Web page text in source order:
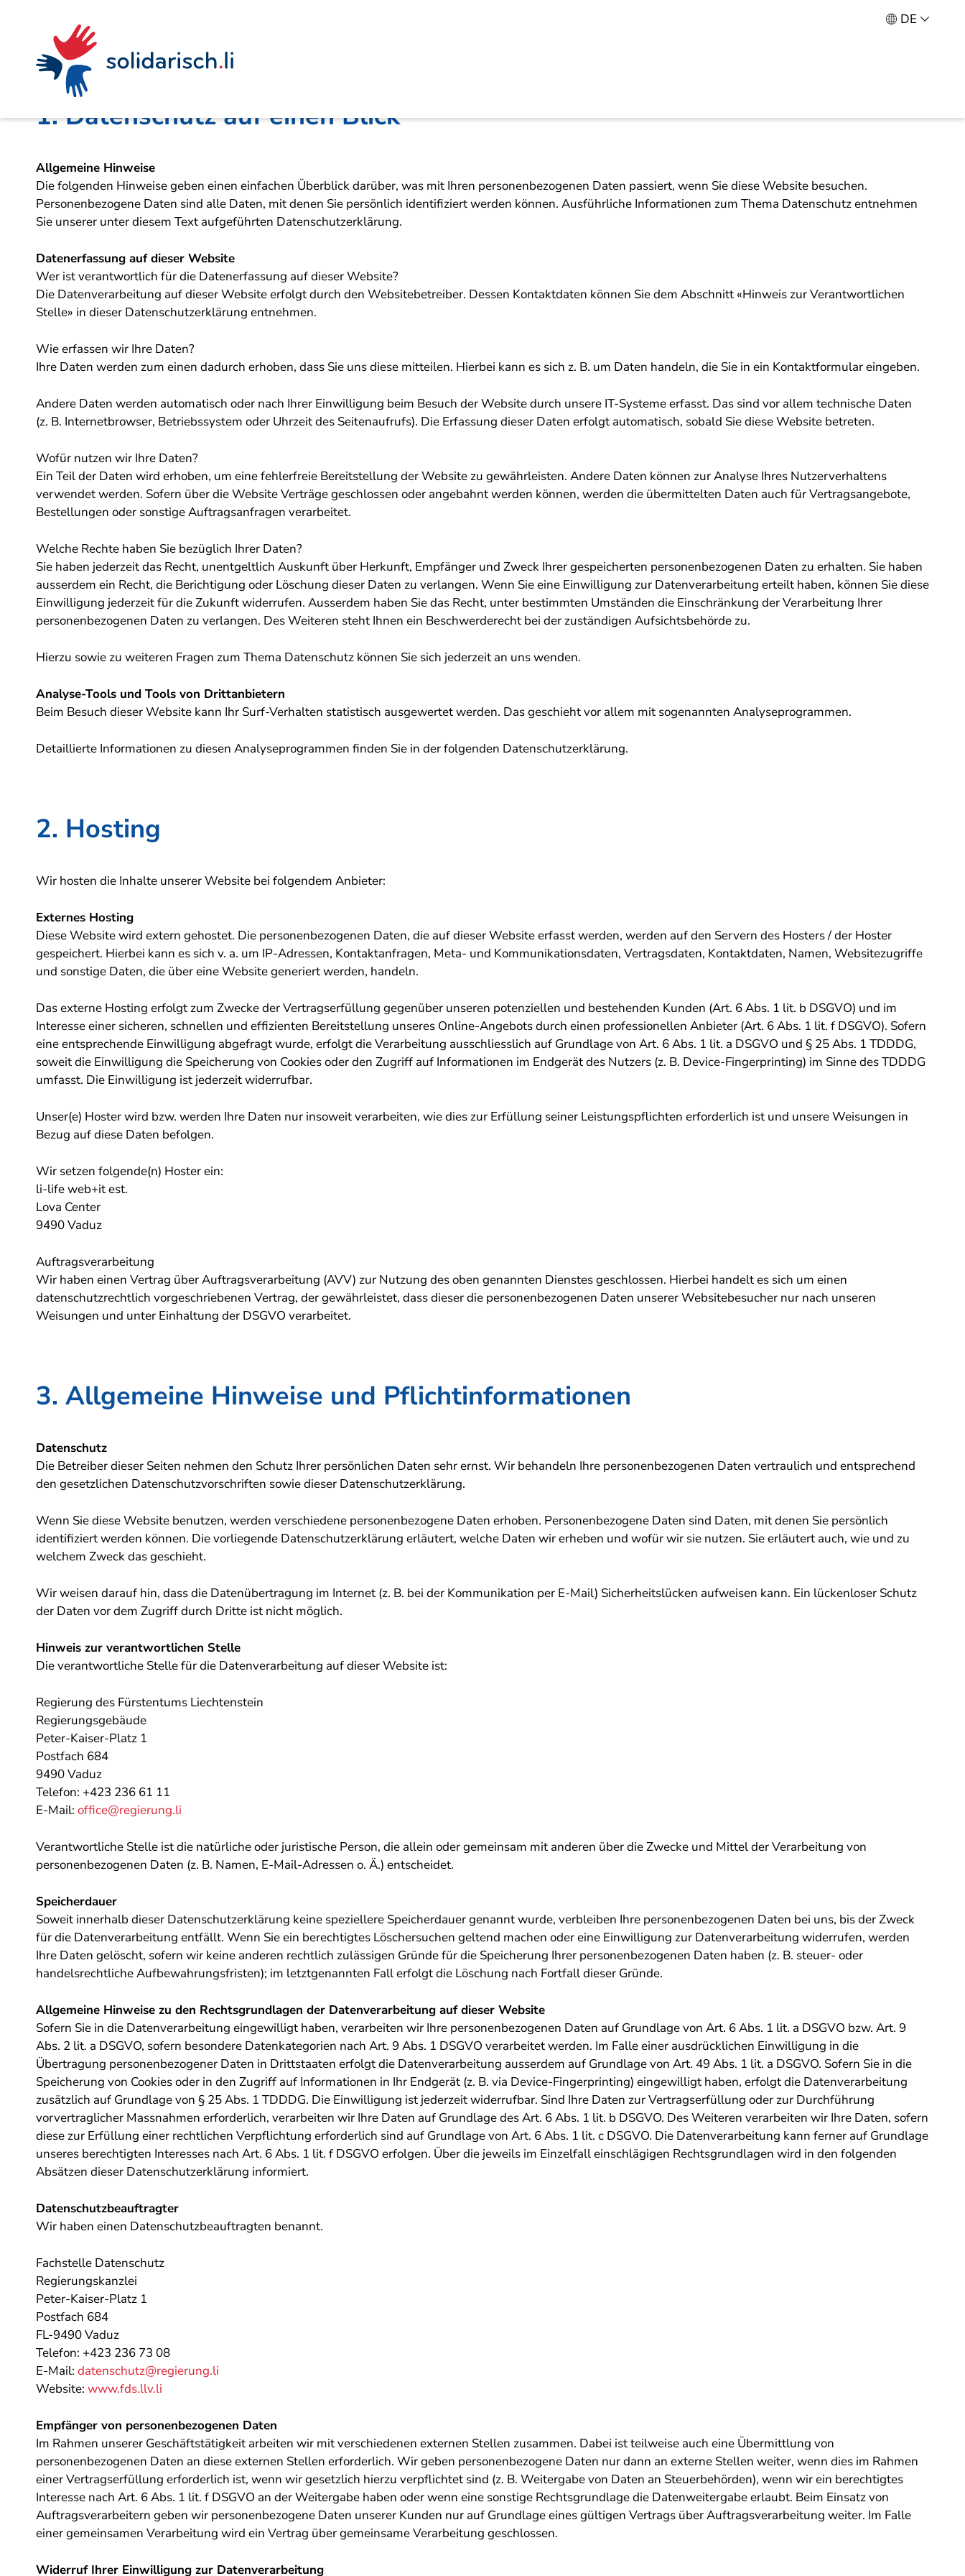
Navigieren
solidarisch.li
Seitenkontext DE
InhaltDatenschutz­erklärung
1. Datenschutz auf einen Blick
Allgemeine Hinweise
Die folgenden Hinweise geben einen einfachen Überblick darüber, was mit Ihren personenbezogenen Daten passiert, wenn Sie diese Website besuchen.
Personenbezogene Daten sind alle Daten, mit denen Sie persönlich identifiziert werden können. Ausführliche Informationen zum Thema Datenschutz entnehmen
Sie unserer unter diesem Text aufgeführten Datenschutzerklärung.
Datenerfassung auf dieser Website
Wer ist verantwortlich für die Datenerfassung auf dieser Website?
Die Datenverarbeitung auf dieser Website erfolgt durch den Websitebetreiber. Dessen Kontaktdaten können Sie dem Abschnitt «Hinweis zur Verantwortlichen
Stelle» in dieser Datenschutzerklärung entnehmen.
Wie erfassen wir Ihre Daten?
Ihre Daten werden zum einen dadurch erhoben, dass Sie uns diese mitteilen. Hierbei kann es sich z. B. um Daten handeln, die Sie in ein Kontaktformular eingeben.
Andere Daten werden automatisch oder nach Ihrer Einwilligung beim Besuch der Website durch unsere IT-Systeme erfasst. Das sind vor allem technische Daten
(z. B. Internetbrowser, Betriebssystem oder Uhrzeit des Seitenaufrufs). Die Erfassung dieser Daten erfolgt automatisch, sobald Sie diese Website betreten.
Wofür nutzen wir Ihre Daten?
Ein Teil der Daten wird erhoben, um eine fehlerfreie Bereitstellung der Website zu gewährleisten. Andere Daten können zur Analyse Ihres Nutzerverhaltens
verwendet werden. Sofern über die Website Verträge geschlossen oder angebahnt werden können, werden die übermittelten Daten auch für Vertragsangebote,
Bestellungen oder sonstige Auftragsanfragen verarbeitet.
Welche Rechte haben Sie bezüglich Ihrer Daten?
Sie haben jederzeit das Recht, unentgeltlich Auskunft über Herkunft, Empfänger und Zweck Ihrer gespeicherten personenbezogenen Daten zu erhalten. Sie haben
ausserdem ein Recht, die Berichtigung oder Löschung dieser Daten zu verlangen. Wenn Sie eine Einwilligung zur Datenverarbeitung erteilt haben, können Sie diese
Einwilligung jederzeit für die Zukunft widerrufen. Ausserdem haben Sie das Recht, unter bestimmten Umständen die Einschränkung der Verarbeitung Ihrer
personenbezogenen Daten zu verlangen. Des Weiteren steht Ihnen ein Beschwerderecht bei der zuständigen Aufsichtsbehörde zu.
Hierzu sowie zu weiteren Fragen zum Thema Datenschutz können Sie sich jederzeit an uns wenden.
Analyse-Tools und Tools von Dritt­anbietern
Beim Besuch dieser Website kann Ihr Surf-Verhalten statistisch ausgewertet werden. Das geschieht vor allem mit sogenannten Analyseprogrammen.
Detaillierte Informationen zu diesen Analyseprogrammen finden Sie in der folgenden Datenschutzerklärung.
2. Hosting
Wir hosten die Inhalte unserer Website bei folgendem Anbieter:
Externes Hosting
Diese Website wird extern gehostet. Die personenbezogenen Daten, die auf dieser Website erfasst werden, werden auf den Servern des Hosters / der Hoster
gespeichert. Hierbei kann es sich v. a. um IP-Adressen, Kontaktanfragen, Meta- und Kommunikationsdaten, Vertragsdaten, Kontaktdaten, Namen, Websitezugriffe
und sonstige Daten, die über eine Website generiert werden, handeln.
Das externe Hosting erfolgt zum Zwecke der Vertragserfüllung gegenüber unseren potenziellen und bestehenden Kunden (Art. 6 Abs. 1 lit. b DSGVO) und im
Interesse einer sicheren, schnellen und effizienten Bereitstellung unseres Online-Angebots durch einen professionellen Anbieter (Art. 6 Abs. 1 lit. f DSGVO). Sofern
eine entsprechende Einwilligung abgefragt wurde, erfolgt die Verarbeitung ausschliesslich auf Grundlage von Art. 6 Abs. 1 lit. a DSGVO und § 25 Abs. 1 TDDDG,
soweit die Einwilligung die Speicherung von Cookies oder den Zugriff auf Informationen im Endgerät des Nutzers (z. B. Device-Fingerprinting) im Sinne des TDDDG
umfasst. Die Einwilligung ist jederzeit widerrufbar.
Unser(e) Hoster wird bzw. werden Ihre Daten nur insoweit verarbeiten, wie dies zur Erfüllung seiner Leistungspflichten erforderlich ist und unsere Weisungen in
Bezug auf diese Daten befolgen.
Wir setzen folgende(n) Hoster ein:
li-life web+it est.
Lova Center
9490 Vaduz
Auftragsverarbeitung
Wir haben einen Vertrag über Auftragsverarbeitung (AVV) zur Nutzung des oben genannten Dienstes geschlossen. Hierbei handelt es sich um einen
datenschutzrechtlich vorgeschriebenen Vertrag, der gewährleistet, dass dieser die personenbezogenen Daten unserer Websitebesucher nur nach unseren
Weisungen und unter Einhaltung der DSGVO verarbeitet.
3. Allgemeine Hinweise und Pflicht­informationen
Datenschutz
Die Betreiber dieser Seiten nehmen den Schutz Ihrer persönlichen Daten sehr ernst. Wir behandeln Ihre personenbezogenen Daten vertraulich und entsprechend
den gesetzlichen Datenschutzvorschriften sowie dieser Datenschutzerklärung.
Wenn Sie diese Website benutzen, werden verschiedene personenbezogene Daten erhoben. Personenbezogene Daten sind Daten, mit denen Sie persönlich
identifiziert werden können. Die vorliegende Datenschutzerklärung erläutert, welche Daten wir erheben und wofür wir sie nutzen. Sie erläutert auch, wie und zu
welchem Zweck das geschieht.
Wir weisen darauf hin, dass die Datenübertragung im Internet (z. B. bei der Kommunikation per E-Mail) Sicherheitslücken aufweisen kann. Ein lückenloser Schutz
der Daten vor dem Zugriff durch Dritte ist nicht möglich.
Hinweis zur verantwortlichen Stelle
Die verantwortliche Stelle für die Datenverarbeitung auf dieser Website ist:
Regierung des Fürstentums Liechtenstein
Regierungsgebäude
Peter-Kaiser-Platz 1
Postfach 684
9490 Vaduz
Telefon: +423 236 61 11
E-Mail: office@regierung.li
Verantwortliche Stelle ist die natürliche oder juristische Person, die allein oder gemeinsam mit anderen über die Zwecke und Mittel der Verarbeitung von
personenbezogenen Daten (z. B. Namen, E-Mail-Adressen o. Ä.) entscheidet.
Speicherdauer
Soweit innerhalb dieser Datenschutzerklärung keine speziellere Speicherdauer genannt wurde, verbleiben Ihre personenbezogenen Daten bei uns, bis der Zweck
für die Datenverarbeitung entfällt. Wenn Sie ein berechtigtes Löschersuchen geltend machen oder eine Einwilligung zur Datenverarbeitung widerrufen, werden
Ihre Daten gelöscht, sofern wir keine anderen rechtlich zulässigen Gründe für die Speicherung Ihrer personenbezogenen Daten haben (z. B. steuer- oder
handelsrechtliche Aufbewahrungsfristen); im letztgenannten Fall erfolgt die Löschung nach Fortfall dieser Gründe.
Allgemeine Hinweise zu den Rechtsgrundlagen der Datenverarbeitung auf dieser Website
Sofern Sie in die Datenverarbeitung eingewilligt haben, verarbeiten wir Ihre personenbezogenen Daten auf Grundlage von Art. 6 Abs. 1 lit. a DSGVO bzw. Art. 9
Abs. 2 lit. a DSGVO, sofern besondere Datenkategorien nach Art. 9 Abs. 1 DSGVO verarbeitet werden. Im Falle einer ausdrücklichen Einwilligung in die
Übertragung personenbezogener Daten in Drittstaaten erfolgt die Datenverarbeitung ausserdem auf Grundlage von Art. 49 Abs. 1 lit. a DSGVO. Sofern Sie in die
Speicherung von Cookies oder in den Zugriff auf Informationen in Ihr Endgerät (z. B. via Device-Fingerprinting) eingewilligt haben, erfolgt die Datenverarbeitung
zusätzlich auf Grundlage von § 25 Abs. 1 TDDDG. Die Einwilligung ist jederzeit widerrufbar. Sind Ihre Daten zur Vertragserfüllung oder zur Durchführung
vorvertraglicher Massnahmen erforderlich, verarbeiten wir Ihre Daten auf Grundlage des Art. 6 Abs. 1 lit. b DSGVO. Des Weiteren verarbeiten wir Ihre Daten, sofern
diese zur Erfüllung einer rechtlichen Verpflichtung erforderlich sind auf Grundlage von Art. 6 Abs. 1 lit. c DSGVO. Die Datenverarbeitung kann ferner auf Grundlage
unseres berechtigten Interesses nach Art. 6 Abs. 1 lit. f DSGVO erfolgen. Über die jeweils im Einzelfall einschlägigen Rechtsgrundlagen wird in den folgenden
Absätzen dieser Datenschutzerklärung informiert.
Datenschutz­beauftragter
Wir haben einen Datenschutzbeauftragten benannt.
Fachstelle Datenschutz
Regierungskanzlei
Peter-Kaiser-Platz 1
Postfach 684
FL-9490 Vaduz
Telefon: +423 236 73 08
E-Mail: datenschutz@regierung.li
Website: www.fds.llv.li
Empfänger von personenbezogenen Daten
Im Rahmen unserer Geschäftstätigkeit arbeiten wir mit verschiedenen externen Stellen zusammen. Dabei ist teilweise auch eine Übermittlung von
personenbezogenen Daten an diese externen Stellen erforderlich. Wir geben personenbezogene Daten nur dann an externe Stellen weiter, wenn dies im Rahmen
einer Vertragserfüllung erforderlich ist, wenn wir gesetzlich hierzu verpflichtet sind (z. B. Weitergabe von Daten an Steuerbehörden), wenn wir ein berechtigtes
Interesse nach Art. 6 Abs. 1 lit. f DSGVO an der Weitergabe haben oder wenn eine sonstige Rechtsgrundlage die Datenweitergabe erlaubt. Beim Einsatz von
Auftragsverarbeitern geben wir personenbezogene Daten unserer Kunden nur auf Grundlage eines gültigen Vertrags über Auftragsverarbeitung weiter. Im Falle
einer gemeinsamen Verarbeitung wird ein Vertrag über gemeinsame Verarbeitung geschlossen.
Widerruf Ihrer Einwilligung zur Datenverarbeitung